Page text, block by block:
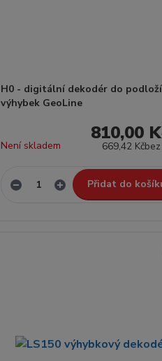
H0 - digitální dekodér do podloží
výhybek GeoLine
810,00
669,42 Kč
Není skladem
Přidat do